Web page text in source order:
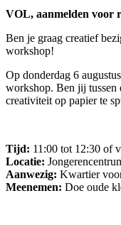
VOL, aanmelden voor
Ben je graag creatief
workshop!
Op donderdag 6
workshop. Ben jij tussen
creativiteit op papier te
Tijd: 11:00 tot 12:30 of
Locatie:
Aanwezig: Kwartier
Meenemen: Doe oude